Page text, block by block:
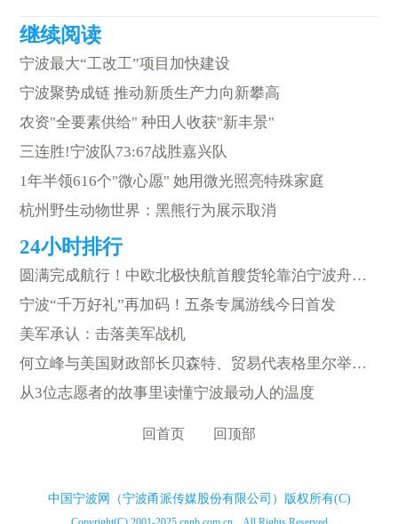
宁波最大“工改工”项目加快建设
宁波聚势成链 推动新质生产力向新攀高
农资"全要素供给" 种田人收获"新丰景"
三连胜!宁波队73:67战胜嘉兴队
1年半领616个"微心愿" 她用微光照亮特殊家庭
杭州野生动物世界：黑熊行为展示取消
圆满完成航行！中欧北极快航首艘货轮靠泊宁波舟山港
宁波“千万好礼”再加码！五条专属游线今日首发
美军承认：击落美军战机
何立峰与美国财政部长贝森特、贸易代表格里尔举行视频通话
从3位志愿者的故事里读懂宁波最动人的温度
回首页 回顶部
中国宁波网（宁波甬派传媒股份有限公司）版权所有(C)